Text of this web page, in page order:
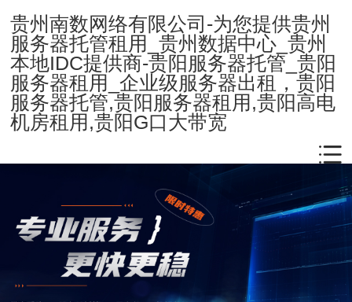
贵州南数网络有限公司-为您提供贵州
服务器托管租用_贵州数据中心_贵州
本地IDC提供商-贵阳服务器托管_贵阳
服务器租用_企业级服务器出租，贵阳
服务器托管,贵阳服务器租用,贵阳高电
机房租用,贵阳G口大带宽